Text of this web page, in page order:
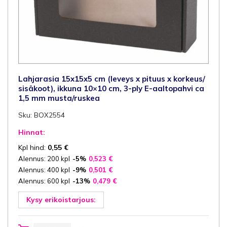
Lahjarasia 15x15x5 cm (leveys x pituus x korkeus/
sisäkoot), ikkuna 10×10 cm, 3-ply E-aaltopahvi ca
1,5 mm musta/ruskea
Sku: BOX2554
Hinnat:
Kpl hind: 0,55 €
Alennus: 200 kpl -5% 0,523 €
Alennus: 400 kpl -9% 0,501 €
Alennus: 600 kpl -13% 0,479 €
Kysy erikoistarjous: